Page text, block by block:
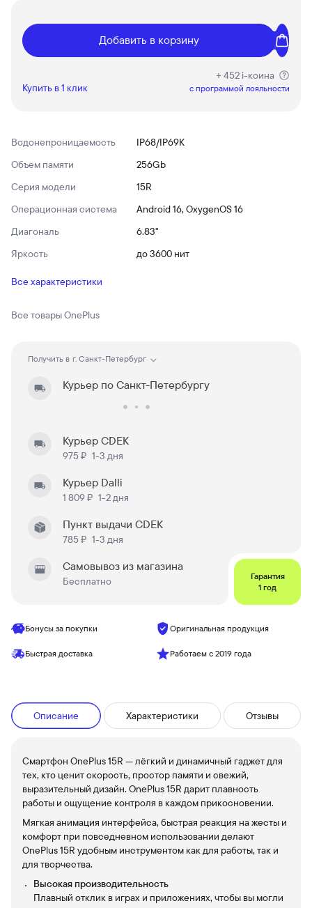
Добавить в корзину
Купить в 1 клик
+ 452 i-коина
c программой лояльности
Водонепроницаемость
IP68/IP69K
Объем памяти
256Gb
Серия модели
15R
Операционная система
Android 16, OxygenOS 16
Диагональ
6.83"
Яркость
до 3600 нит
Все характеристики
Все товарыOnePlus
Получить в г. Санкт-Петербург
Курьер по Санкт-Петербургу
Курьер CDEK
975 ₽ 1-3 дня
Курьер Dalli
1 809 ₽ 1-2 дня
Пункт выдачи CDEK
785 ₽ 1-3 дня
Самовывоз из магазина
Бесплатно
Гарантия
1 год
Бонусы за покупки Оригинальная продукция
Быстрая доставка Работаем с 2019 года
Описание Характеристики Отзывы
Смартфон OnePlus 15R — лёгкий и динамичный гаджет для
тех, кто ценит скорость, простор памяти и свежий,
выразительный дизайн. OnePlus 15R дарит плавность
работы и ощущение контроля в каждом прикосновении.
Мягкая анимация интерфейса, быстрая реакция на жесты и
комфорт при повседневном использовании делают
OnePlus 15R удобным инструментом как для работы, так и
для творчества.
Высокая производительность
Плавный отклик в играх и приложениях, чтобы вы могли